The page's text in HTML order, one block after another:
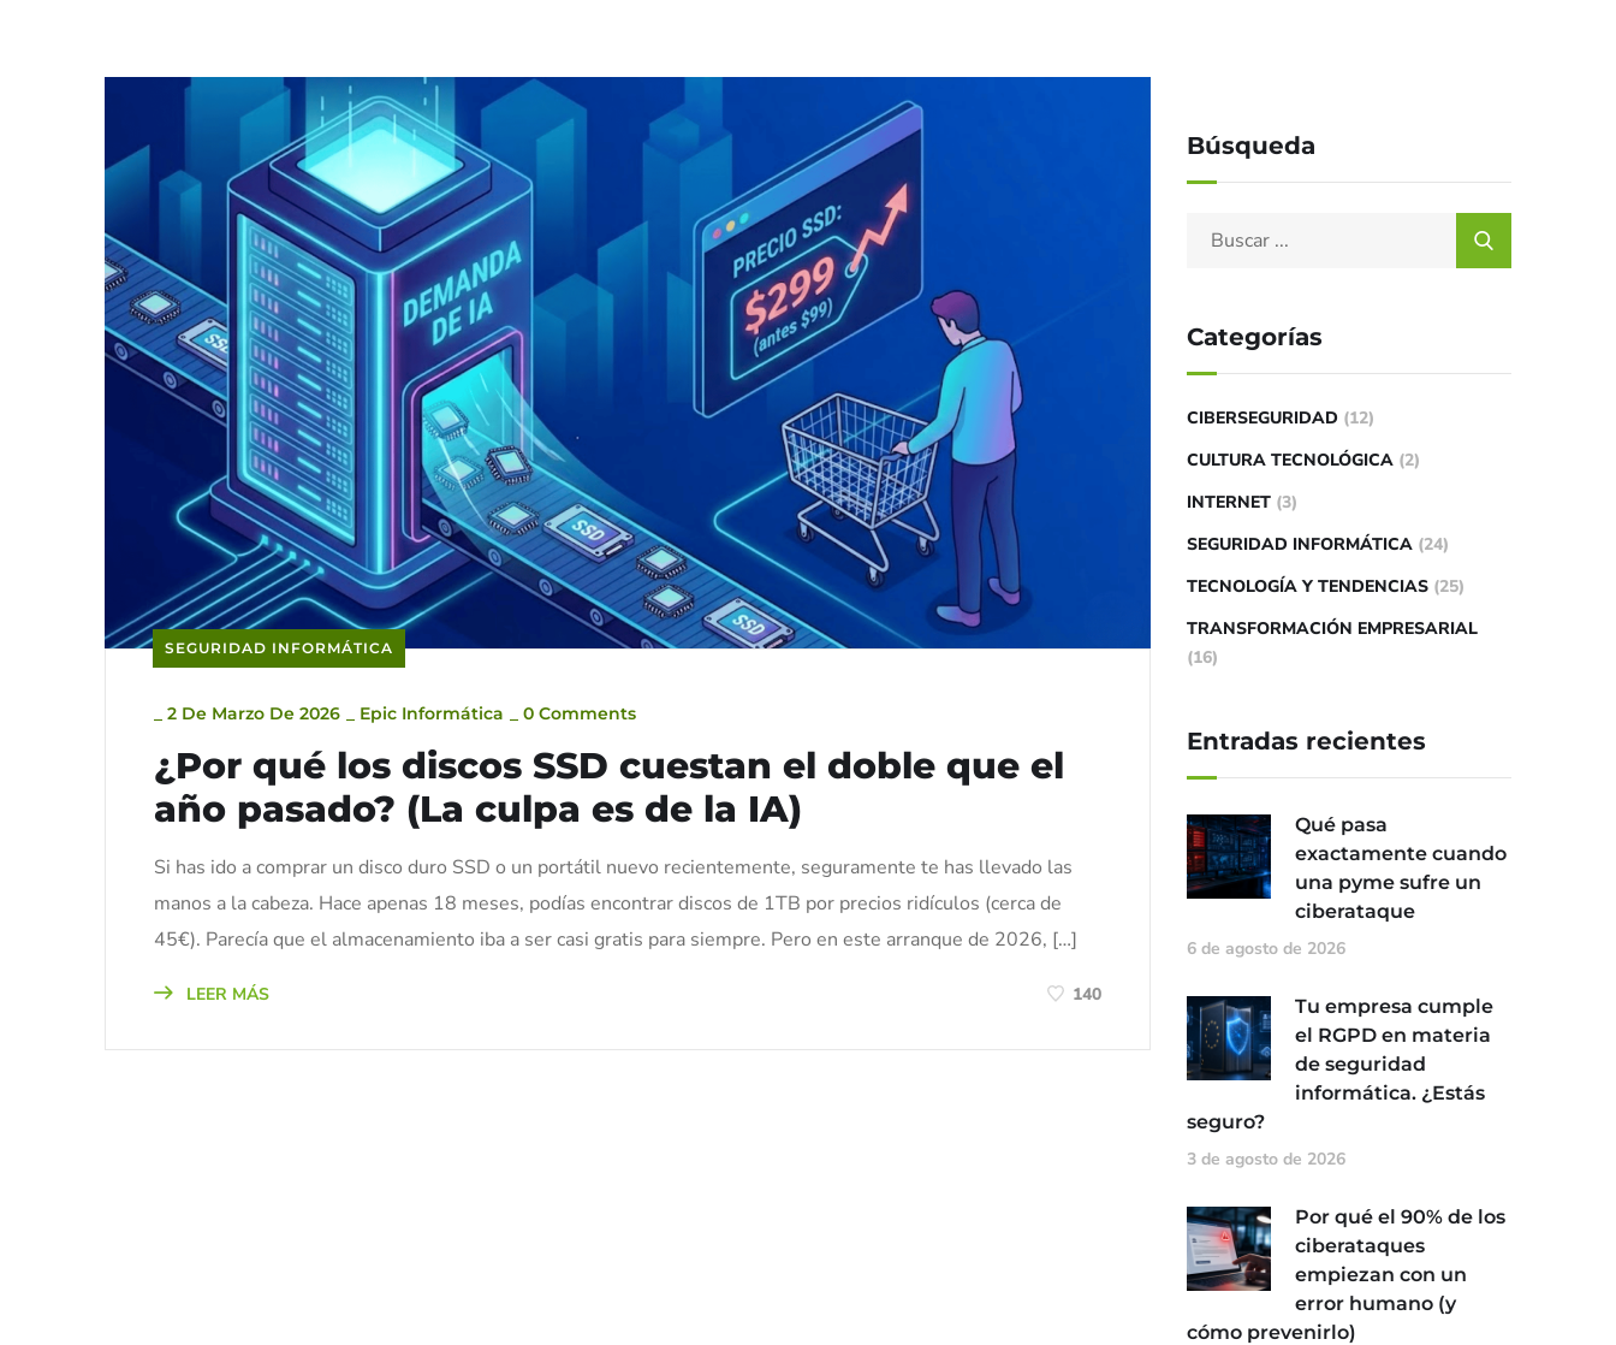
SEGURIDAD INFORMÁTICA
2 De Marzo De 2026 Epic Informática 0 Comments
¿Por qué los discos SSD cuestan el doble que el
año pasado? (La culpa es de la IA)
Si has ido a comprar un disco duro SSD o un portátil nuevo recientemente, seguramente te has llevado las
manos a la cabeza. Hace apenas 18 meses, podías encontrar discos de 1TB por precios ridículos (cerca de
45€). Parecía que el almacenamiento iba a ser casi gratis para siempre. Pero en este arranque de 2026, […]
LEER MÁS 140
Búsqueda
Categorías
CIBERSEGURIDAD (12)
CULTURA TECNOLÓGICA (2)
INTERNET (3)
SEGURIDAD INFORMÁTICA (24)
TECNOLOGÍA Y TENDENCIAS (25)
TRANSFORMACIÓN EMPRESARIAL
(16)
Entradas recientes
Qué pasa
exactamente cuando
una pyme sufre un
ciberataque
6 de agosto de 2026
Tu empresa cumple
el RGPD en materia
de seguridad
informática. ¿Estás
seguro?
3 de agosto de 2026
Por qué el 90% de los
ciberataques
empiezan con un
error humano (y
cómo prevenirlo)